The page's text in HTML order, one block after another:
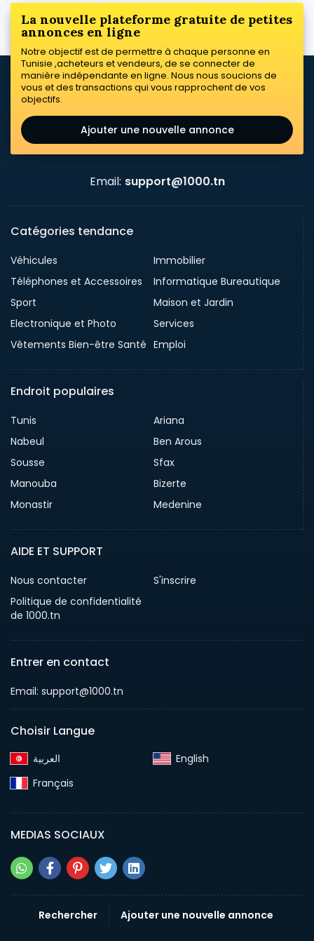
La nouvelle plateforme gratuite de petites
annonces en ligne
Notre objectif est de permettre à chaque personne en
Tunisie ,acheteurs et vendeurs, de se connecter de
manière indépendante en ligne. Nous nous soucions de
vous et des transactions qui vous rapprochent de vos
objectifs.
Ajouter une nouvelle annonce
Email: support@1000.tn
Catégories tendance
Véhicules
Immobilier
Téléphones et Accessoires
Informatique Bureautique
Sport
Maison et Jardin
Electronique et Photo
Services
Vêtements Bien-être Santé Emploi
Endroit populaires
Tunis
Ariana
Nabeul
Ben Arous
Sousse
Sfax
Manouba
Bizerte
Monastir
Medenine
AIDE ET SUPPORT
Nous contacter
S'inscrire
Politique de confidentialité
de 1000.tn
Entrer en contact
Email: support@1000.tn
Choisir Langue
English‎
Français‎
MEDIAS SOCIAUX
Rechercher Ajouter une nouvelle annonce